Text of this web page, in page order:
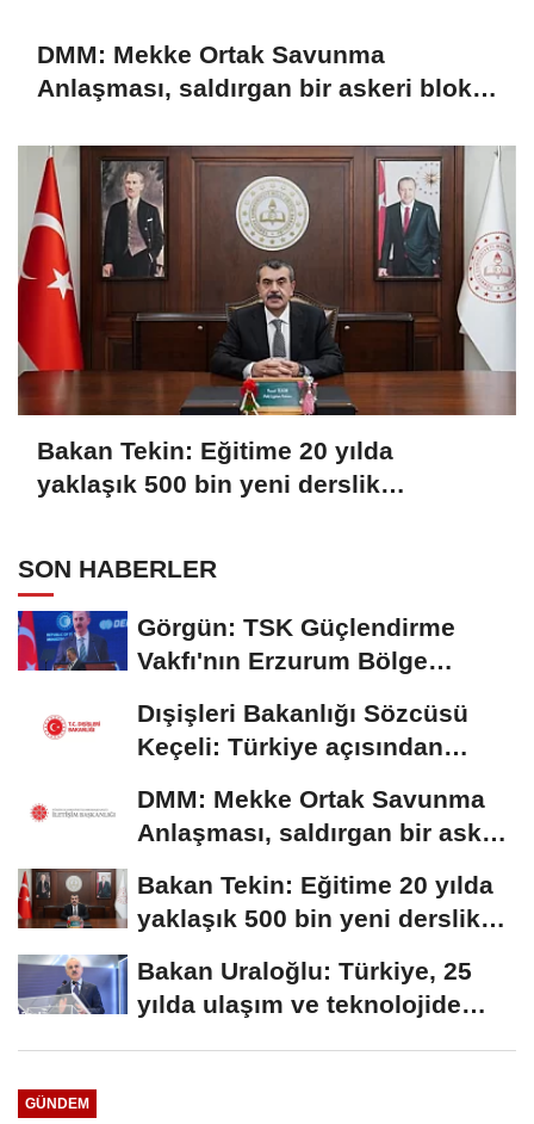
DMM: Mekke Ortak Savunma
Anlaşması, saldırgan bir askeri blok
Bakan Tekin: Eğitime 20 yılda
yaklaşık 500 bin yeni derslik
SON HABERLER
Görgün: TSK Güçlendirme
Vakfı'nın Erzurum Bölge
Dışişleri Bakanlığı Sözcüsü
Keçeli: Türkiye açısından
DMM: Mekke Ortak Savunma
Anlaşması, saldırgan bir askeri
Bakan Tekin: Eğitime 20 yılda
yaklaşık 500 bin yeni derslik
Bakan Uraloğlu: Türkiye, 25
yılda ulaşım ve teknolojide
GÜNDEM